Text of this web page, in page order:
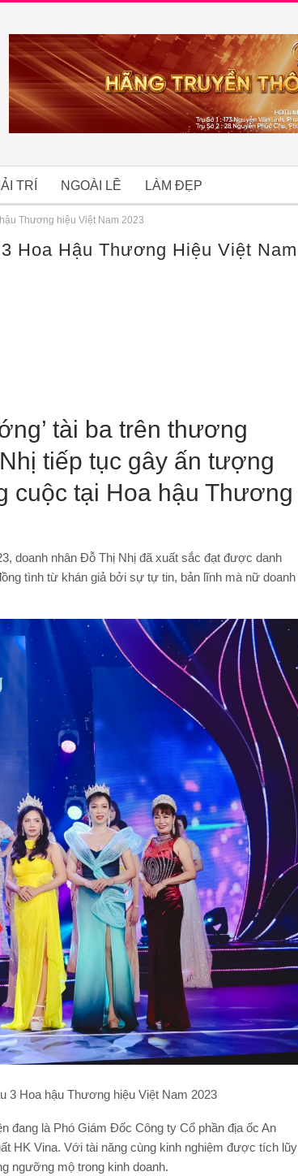
TRÍ NGOÀI LỀ LÀM ĐẸP
Thương hiệu Việt Nam 2023
Hoa Hậu Thương Hiệu Việt Nam
tài ba trên thương
tiếp tục gây ấn tượng
cuộc tại Hoa hậu Thương
doanh nhân Đỗ Thị Nhị đã xuất sắc đạt được danh
tình từ khán giả bởi sự tự tin, bản lĩnh mà nữ doanh
3 Hoa hậu Thương hiệu Việt Nam 2023
đang là Phó Giám Đốc Công ty Cổ phần địa ốc An
HK Vina. Với tài năng cùng kinh nghiệm được tích lũy
ngưỡng mộ trong kinh doanh.